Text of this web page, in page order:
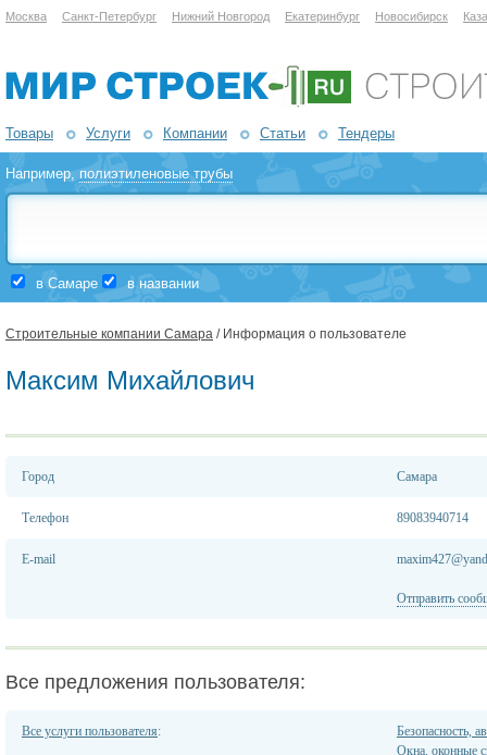
Москва Санкт-Петербург Нижний Новгород Екатеринбург Новосибирск
Товары Услуги Компании Статьи Тендеры
Например,полиэтиленовые трубы
в Самаре в названии
Строительные компании Самара / Информация о пользователе
Максим Михайлович
Город Самара
Телефон 89083940714
E-mail
Отправить
Все предложения пользователя:
Все услуги пользователя:
Безопасность,
Окна, оконные